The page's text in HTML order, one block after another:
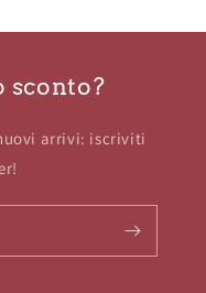
sconto?
arrivi: iscriviti